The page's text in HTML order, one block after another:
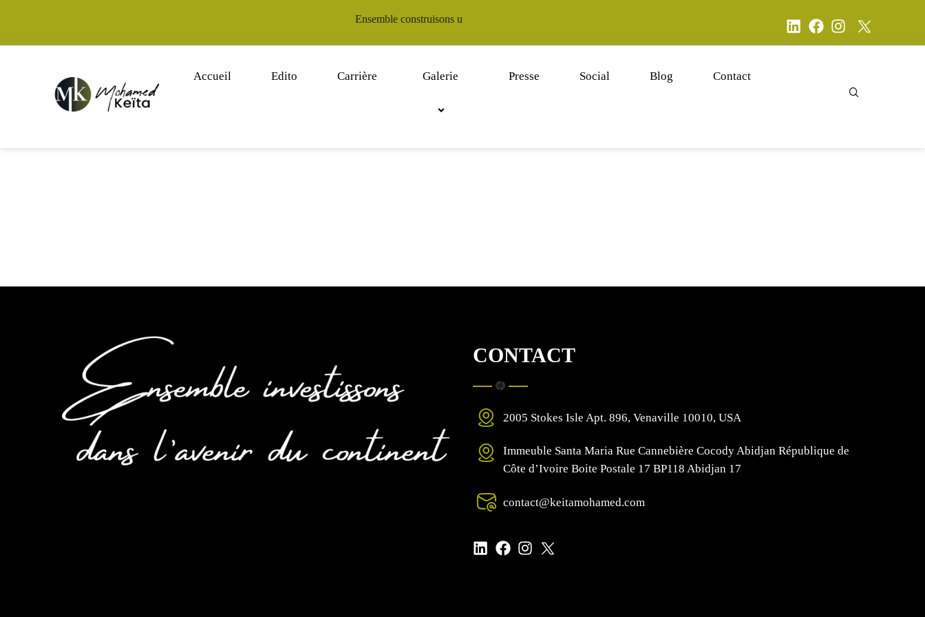
Ensemble construisons un avenir durable pour notre continent.
Accueil Edito Carrière Galerie Presse Social Blog Contact
CONTACT
2005 Stokes Isle Apt. 896, Venaville 10010, USA
Immeuble Santa Maria Rue Cannebière Cocody Abidjan République de
Côte d’Ivoire Boite Postale 17 BP118 Abidjan 17
contact@keitamohamed.com